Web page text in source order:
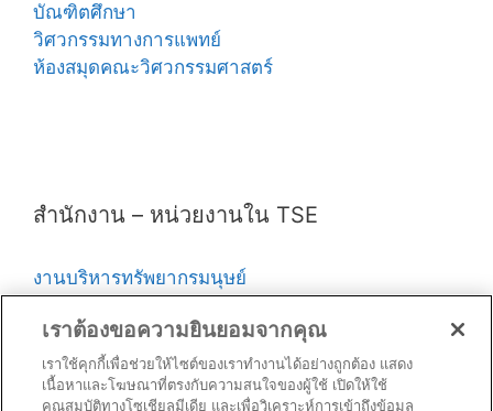
บัณฑิตศึกษา
วิศวกรรมทางการแพทย์
ห้องสมุดคณะวิศวกรรมศาสตร์
สำนักงาน – หน่วยงานใน TSE
งานบริหารทรัพยากรมนุษย์
งานพัสดุ
งานบริการการศึกษาและประกันคุณภาพ
งานบริการวิชาการและวิจัย
เราต้องขอความยินยอมจากคุณ
เราใช้คุกกี้เพื่อช่วยให้ไซต์ของเราทำงานได้อย่างถูกต้อง แสดง
เนื้อหาและโฆษณาที่ตรงกับความสนใจของผู้ใช้ เปิดให้ใช้
คุณสมบัติทางโซเชียลมีเดีย และเพื่อวิเคราะห์การเข้าถึงข้อมูล